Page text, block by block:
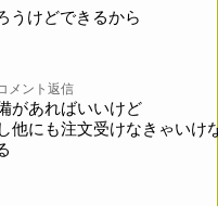
けどできるから
メント返信
があればいいけど
他にも注文受けなきゃいけ